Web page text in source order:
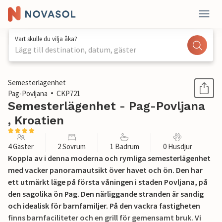
Vart skulle du vilja åka?
Lägg till destination, datum, gäster
1 / 38
Semesterlägenhet
Pag-Povljana
CKP721
Semesterlägenhet - Pag-Povljana
, Kroatien
4 Gäster 2 Sovrum 1 Badrum 0 Husdjur
Koppla av i denna moderna och rymliga semesterlägenhet
med vacker panoramautsikt över havet och ön. Den har
ett utmärkt läge på första våningen i staden Povljana, på
den sagolika ön Pag. Den närliggande stranden är sandig
och idealisk för barnfamiljer. På den vackra fastigheten
finns barnfaciliteter och en grill för gemensamt bruk. Vi